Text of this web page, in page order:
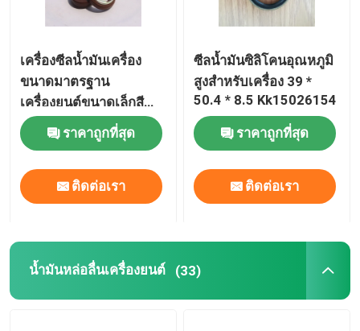
ชิ้นส่วนยางขึ้นรูป
ปะเก็นยางที่กำหนดเอง
เครื่องปิดผนึกโลหะ
ชิ้นส่วนโลหะที่ทำด้วยโลหะ
เครื่องซีลน้ำมันเครื่อง
ขนาดมาตรฐาน
เครื่องยนต์ขนาดเล็กสี
น้ำตาลยางซีลวัสดุ HNR
ราคาถูกที่สุด
ติดต่อเรา
ซีลน้ำมันซิลิโคนอุณหภูมิ
สูงสำหรับเครื่อง 39 *
50.4 * 8.5 Kk15026154
ราคาถูกที่สุด
ติดต่อเรา
น้ำมันหล่อลื่นเครื่องยนต์ (33)